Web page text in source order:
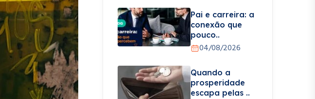
Pai e carreira: a
conexão que
pouco..
04/08/2026
Quando a
prosperidade
escapa pelas ..